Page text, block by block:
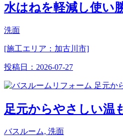
水はねを軽減し使い
洗面
[施工エリア：加古川市]
投稿日： 2026-07-27
足元からやさしい温
バスルーム, 洗面